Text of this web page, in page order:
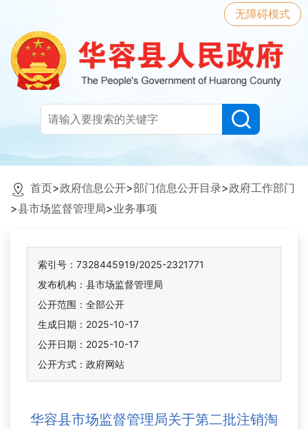
无障碍模式
首页>政府信息公开>部门信息公开目录>政府工作部门
>县市场监督管理局>业务事项
索引号：7328445919/2025-2321771
发布机构：县市场监督管理局
公开范围：全部公开
生成日期：2025-10-17
公开日期：2025-10-17
公开方式：政府网站
华容县市场监督管理局关于第二批注销淘